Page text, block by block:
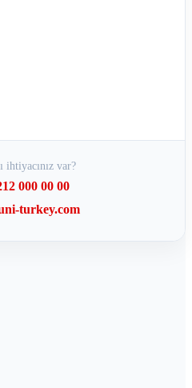
ihtiyacınız var?
000 00 00
turkey.com